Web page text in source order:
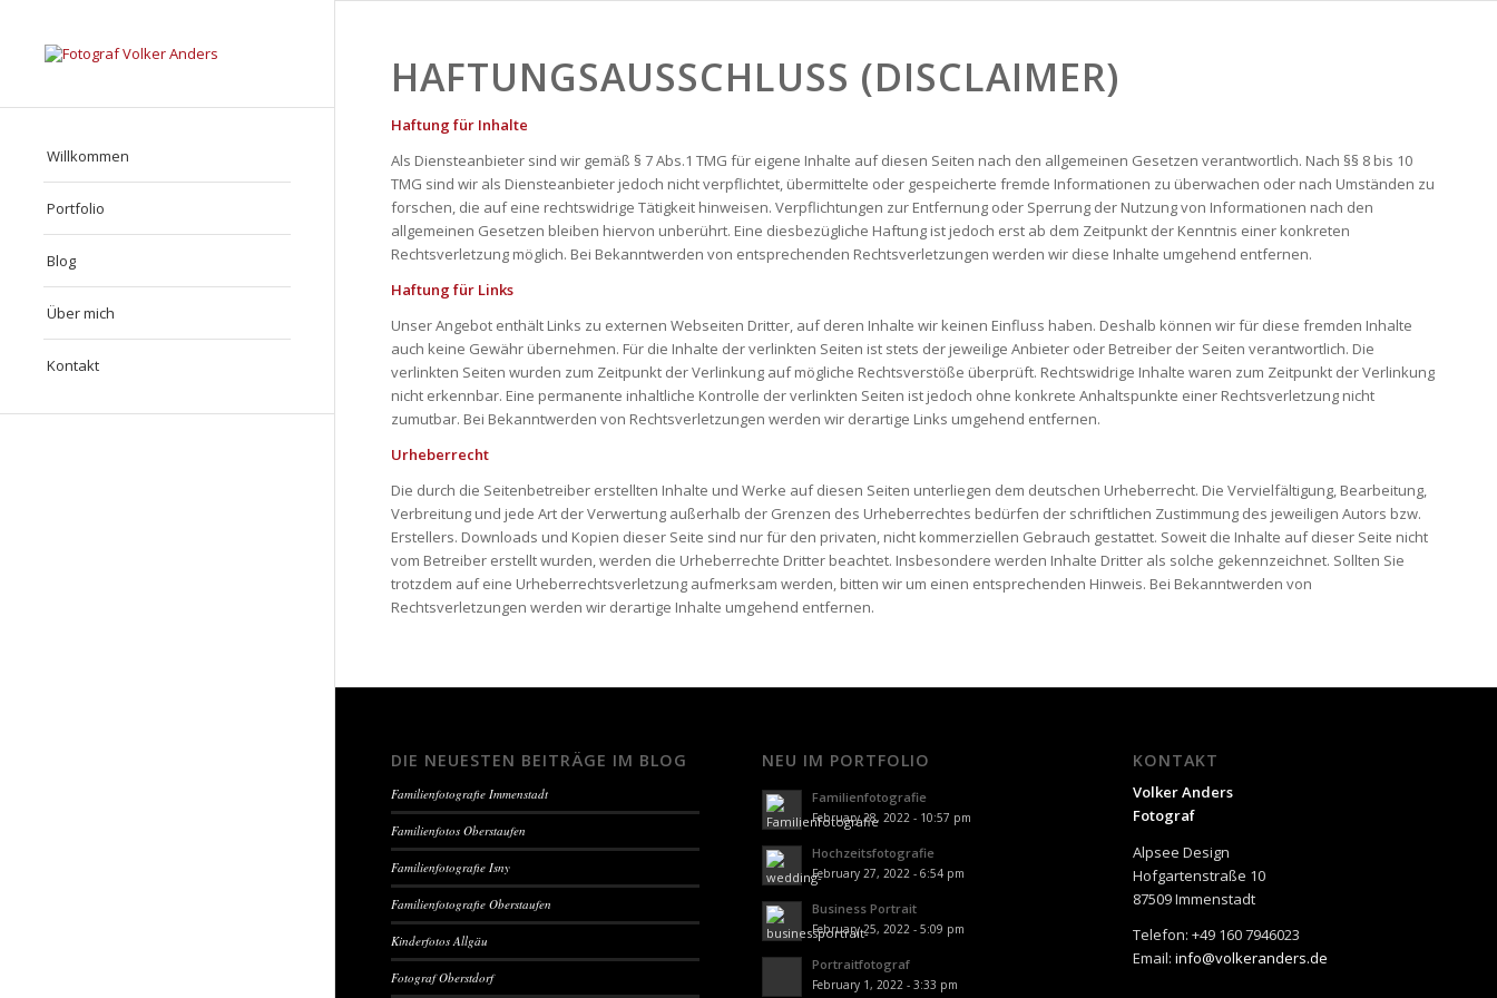
Willkommen
Portfolio
Blog
Über mich
Kontakt
HAFTUNGSAUSSCHLUSS (DISCLAIMER)
Haftung für Inhalte
Als Diensteanbieter sind wir gemäß § 7 Abs.1 TMG für eigene Inhalte auf diesen Seiten nach den allgemeinen Gesetzen verantwortlich. Nach §§ 8 bis 10
TMG sind wir als Diensteanbieter jedoch nicht verpflichtet, übermittelte oder gespeicherte fremde Informationen zu überwachen oder nach Umständen zu
forschen, die auf eine rechtswidrige Tätigkeit hinweisen. Verpflichtungen zur Entfernung oder Sperrung der Nutzung von Informationen nach den
allgemeinen Gesetzen bleiben hiervon unberührt. Eine diesbezügliche Haftung ist jedoch erst ab dem Zeitpunkt der Kenntnis einer konkreten
Rechtsverletzung möglich. Bei Bekanntwerden von entsprechenden Rechtsverletzungen werden wir diese Inhalte umgehend entfernen.
Haftung für Links
Unser Angebot enthält Links zu externen Webseiten Dritter, auf deren Inhalte wir keinen Einfluss haben. Deshalb können wir für diese fremden Inhalte
auch keine Gewähr übernehmen. Für die Inhalte der verlinkten Seiten ist stets der jeweilige Anbieter oder Betreiber der Seiten verantwortlich. Die
verlinkten Seiten wurden zum Zeitpunkt der Verlinkung auf mögliche Rechtsverstöße überprüft. Rechtswidrige Inhalte waren zum Zeitpunkt der Verlinkung
nicht erkennbar. Eine permanente inhaltliche Kontrolle der verlinkten Seiten ist jedoch ohne konkrete Anhaltspunkte einer Rechtsverletzung nicht
zumutbar. Bei Bekanntwerden von Rechtsverletzungen werden wir derartige Links umgehend entfernen.
Urheberrecht
Die durch die Seitenbetreiber erstellten Inhalte und Werke auf diesen Seiten unterliegen dem deutschen Urheberrecht. Die Vervielfältigung, Bearbeitung,
Verbreitung und jede Art der Verwertung außerhalb der Grenzen des Urheberrechtes bedürfen der schriftlichen Zustimmung des jeweiligen Autors bzw.
Erstellers. Downloads und Kopien dieser Seite sind nur für den privaten, nicht kommerziellen Gebrauch gestattet. Soweit die Inhalte auf dieser Seite nicht
vom Betreiber erstellt wurden, werden die Urheberrechte Dritter beachtet. Insbesondere werden Inhalte Dritter als solche gekennzeichnet. Sollten Sie
trotzdem auf eine Urheberrechtsverletzung aufmerksam werden, bitten wir um einen entsprechenden Hinweis. Bei Bekanntwerden von
Rechtsverletzungen werden wir derartige Inhalte umgehend entfernen.
DIE NEUESTEN BEITRÄGE IM BLOG
Familienfotografie Immenstadt
Familienfotos Oberstaufen
Familienfotografie Isny
Familienfotografie Oberstaufen
Kinderfotos Allgäu
Fotograf Oberstdorf
NEU IM PORTFOLIO
Familienfotografie
February 28, 2022 - 10:57 pm
Hochzeitsfotografie
February 27, 2022 - 6:54 pm
Business Portrait
February 25, 2022 - 5:09 pm
Portraitfotograf
February 1, 2022 - 3:33 pm
KONTAKT
Volker Anders
Fotograf
Alpsee Design
Hofgartenstraße 10
87509 Immenstadt
Telefon: +49 160 7946023
Email:info@volkeranders.de